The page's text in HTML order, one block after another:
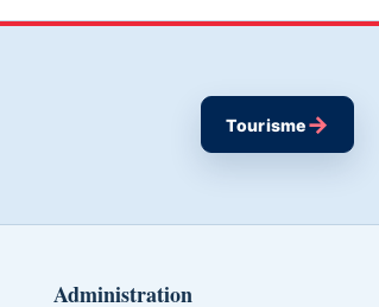
Tourisme→
Administration